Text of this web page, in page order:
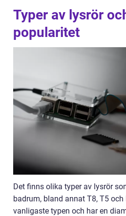
Typer av lysrör
popularitet
Det finns olika typer av lysrör
badrum, bland annat T8, T5 och
vanligaste typen och har en